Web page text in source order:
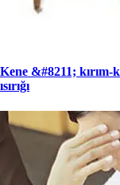
Kene &#8211; kırım-
ısırığı